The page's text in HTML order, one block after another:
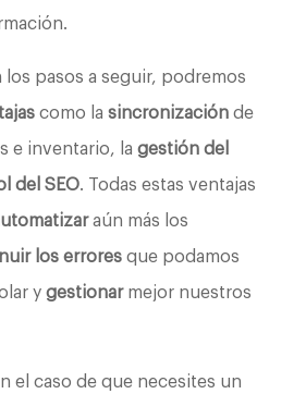
los pasos a seguir, podremos
como la sincronizaciónde
e inventario, la gestión del
del SEO. Todas estas ventajas
aún más los
los erroresque podamos
y gestionarmejor nuestros
el caso de que necesites un